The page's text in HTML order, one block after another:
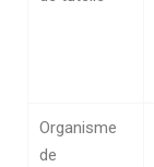
Organisme
de